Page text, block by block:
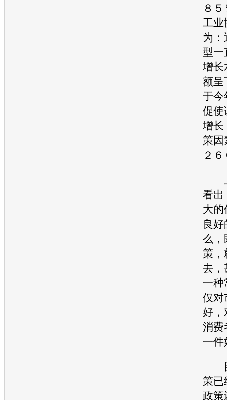
８
工业
为：
型一
增长
额呈
于今
促使
增长
策因
２
上
看出
大的
良
么，
策，
去，
一种
仅对
好，
消费
一件
目
策已
政策